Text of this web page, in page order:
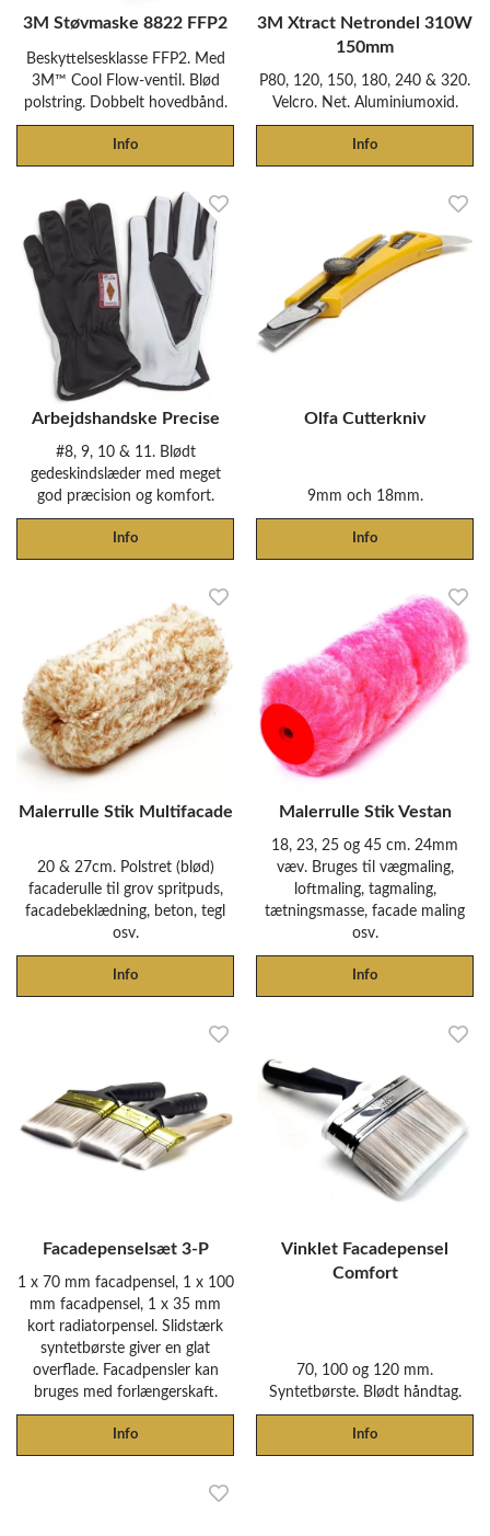
3M Støvmaske 8822 FFP2
Beskyttelsesklasse FFP2. Med
3M™ Cool Flow-ventil. Blød
polstring. Dobbelt hovedbånd.
Info
3M Xtract Netrondel 310W
150mm
P80, 120, 150, 180, 240 & 320.
Velcro. Net. Aluminiumoxid.
Info
Arbejdshandske Precise
#8, 9, 10 & 11. Blødt
gedeskindslæder med meget
god præcision og komfort.
Info
Olfa Cutterkniv
9mm och 18mm.
Info
Malerrulle Stik Multifacade
20 & 27cm. Polstret (blød)
facaderulle til grov spritpuds,
facadebeklædning, beton, tegl
osv.
Info
Malerrulle Stik Vestan
18, 23, 25 og 45 cm. 24mm
væv. Bruges til vægmaling,
loftmaling, tagmaling,
tætningsmasse, facade maling
osv.
Info
Facadepenselsæt 3-P
1 x 70 mm facadpensel, 1 x 100
mm facadpensel, 1 x 35 mm
kort radiatorpensel. Slidstærk
syntetbørste giver en glat
overflade. Facadpensler kan
bruges med forlængerskaft.
Info
Vinklet Facadepensel
Comfort
70, 100 og 120 mm.
Syntetbørste. Blødt håndtag.
Info